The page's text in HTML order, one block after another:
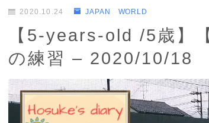
2020.10.24 JAPAN WORLD
【5-years-old /5歳】
の練習 – 2020/10/18